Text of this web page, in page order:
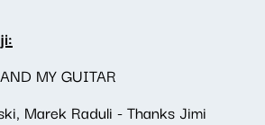
MY GUITAR
Marek Raduli - Thanks Jimi